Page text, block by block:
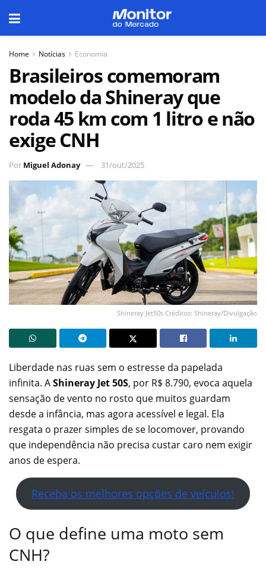
Home Notícias Economia
Brasileiros comemoram
modelo da Shineray que
roda 45 km com 1 litro e não
exige CNH
Por Miguel Adonay 31/out/2025
Shineray Jet50s Créditos: Shineray/Divulgação
Liberdade nas ruas sem o estresse da papelada
infinita. AShineray Jet 50S, por R$ 8.790, evoca aquela
sensação de vento no rosto que muitos guardam
desde a infância, mas agora acessível e legal. Ela
resgata o prazer simples de se locomover, provando
que independência não precisa custar caro nem exigir
anos de espera.
Receba os melhores opções de veículos!
O que define uma moto sem
CNH?